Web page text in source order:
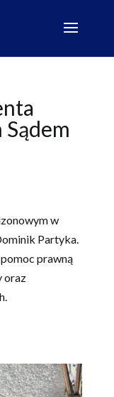
w
Partyka.
prawną
oraz